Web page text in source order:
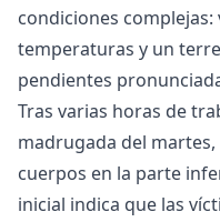
condiciones
temperaturas y un
pendientes
Tras varias horas de
madrugada del
cuerpos en la parte
inicial indica que las